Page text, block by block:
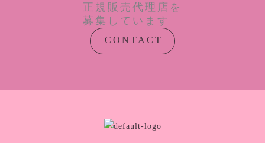
正規販売代理店を
募集しています
CONTACT